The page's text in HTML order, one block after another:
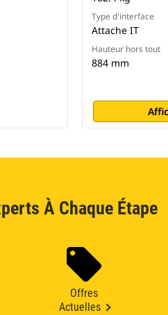
Type d'interface
Attache IT
Hauteur hors tout
884 mm
À Chaque Étape
Offres
Actuelles